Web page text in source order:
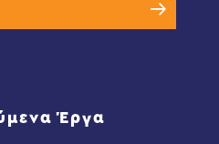
Έργα